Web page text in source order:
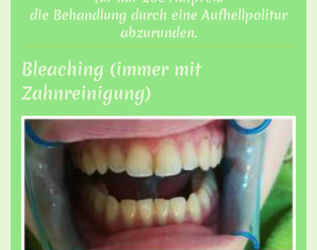
die Behandlung durch eine Aufhellpolitur
abzurunden.
Bleaching (immer mit
Zahnreinigung)